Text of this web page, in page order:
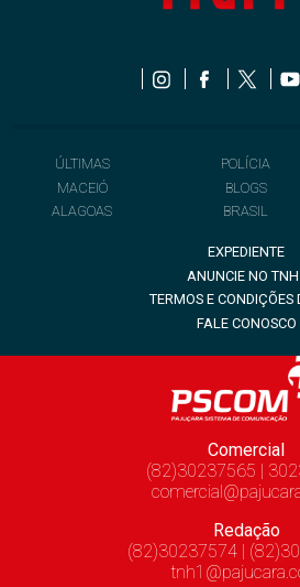
ÚLTIMAS
MACEIÓ
ALAGOAS
POLÍCIA
BLOGS
BRASIL
EXPEDIENTE
ANUNCIE NO
TERMOS E CONDIÇÕES
FALE CONOSCO
Comercial
(82)30237565 |
Redação
(82)30237574 |